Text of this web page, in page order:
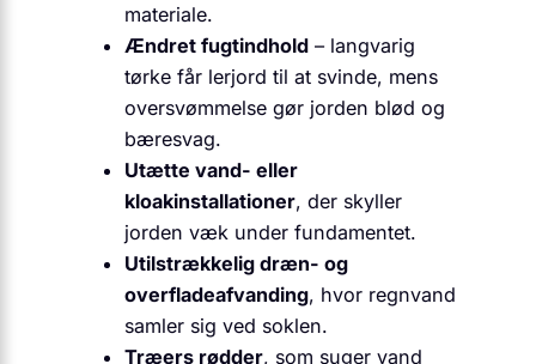
materiale.
Ændret fugtindhold – langvarig
tørke får lerjord til at svinde, mens
oversvømmelse gør jorden blød og
bæresvag.
Utætte vand- eller
kloakinstallationer, der skyller
jorden væk under fundamentet.
Utilstrækkelig dræn- og
overfladeafvanding, hvor regnvand
samler sig ved soklen.
Træers rødder, som suger vand